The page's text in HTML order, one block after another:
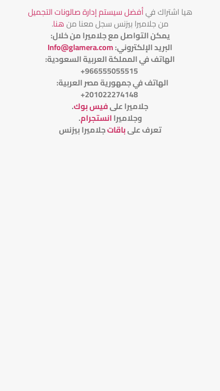
هيا اشتراك فيأفضل سيستم إدارة صالونات التجميل
من جلاميرا بيزنس سجل معنا منهنا.
يمكن التواصل مع جلاميرا من خلال:
البريد الإلكتروني:
Info@glamera.com
الهاتف في المملكة العربية السعودية:
الهاتف في جمهورية مصر العربية:
جلاميرا علىفيس بوك.
وجلاميراانستجرام.
تعرف علىباقاتجلاميرا بيزنس